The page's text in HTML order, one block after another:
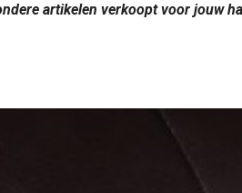
artikelen verkoopt voor jouw